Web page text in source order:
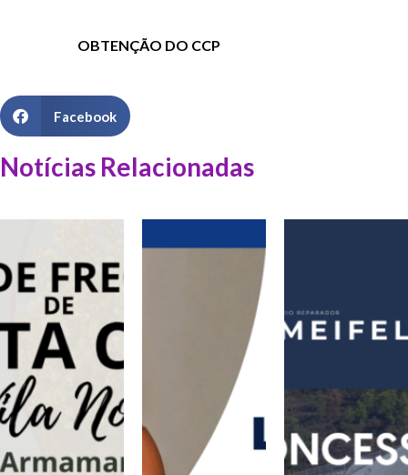
OBTENÇÃO DO CCP
Facebook
Notícias Relacionadas